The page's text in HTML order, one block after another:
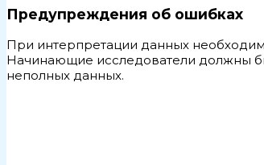
Предупреждения об ошибках
При интерпретации данных
Начинающие исследователи должны
неполных данных.